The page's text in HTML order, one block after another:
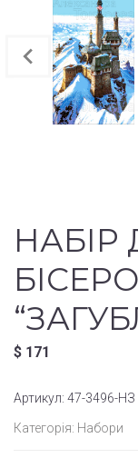
$ 171
Артикул: 47-3496-НЗ
Категорія: Набори